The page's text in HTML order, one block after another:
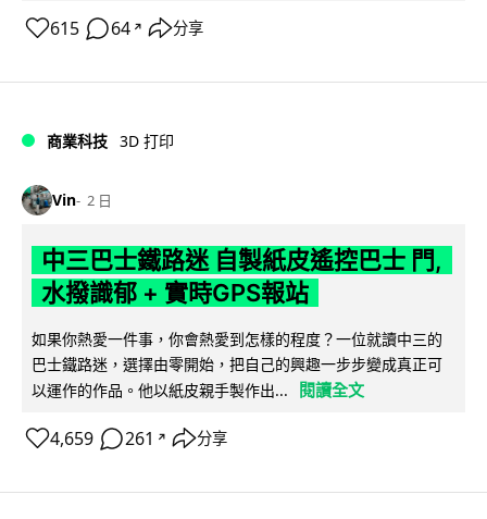
615 64 ↗ 分享
商業科技 3D 打印
Vin 2 日
中三巴士鐵路迷 自製紙皮遙控巴士 門,
水撥識郁 + 實時GPS報站
如果你熱愛一件事，你會熱愛到怎樣的程度？一位就讀中三的
巴士鐵路迷，選擇由零開始，把自己的興趣一步步變成真正可
以運作的作品。他以紙皮親手製作出...
閱讀全文
4,659 261 ↗ 分享